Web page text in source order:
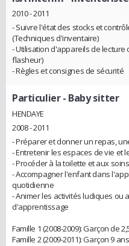
2010 - 2011
- Suivre l'état des stocks et
(Techniques d'inventaire)
- Utilisation d'appareils de
flasheur)
- Règles et consignes de sécurité
Particulier- Baby sitter
HENDAYE
2008 - 2011
- Préparer et donner un repas,
- Entretenir les espaces de vie et
- Procéder à la toilette et aux
- Accompagner l'enfant dans
quotidienne
- Animer les activités ludiques ou
d'apprentissage
Famille 1 (2008-2009): Garçon de
Famille 2 (2009-2011): Garçon 9